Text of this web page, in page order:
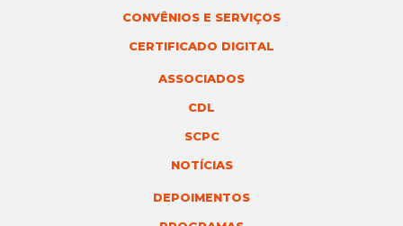
CONVÊNIOS E SERVIÇOS
CERTIFICADO DIGITAL
ASSOCIADOS
CDL
SCPC
NOTÍCIAS
DEPOIMENTOS